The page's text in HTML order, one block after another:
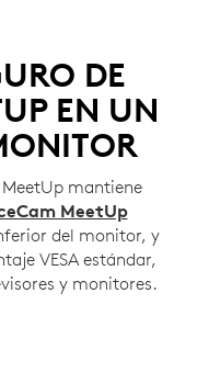
DE
EN UN
mantiene
MeetUp
del monitor, y
VESA estándar,
y monitores.